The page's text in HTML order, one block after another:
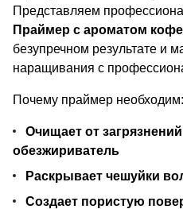
Представляем
Праймер с ароматом
безупречном результате и
наращивания с
Почему праймер необходим:
Очищает от
обезжириватель
Раскрывает чешуйки
Создает пористую